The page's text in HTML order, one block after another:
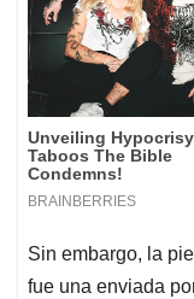
Sin embargo, la
fue una enviada